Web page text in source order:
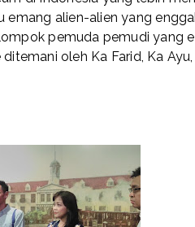
alien-alien yang
pemuda pemudi yang
oleh Ka Farid, Ka